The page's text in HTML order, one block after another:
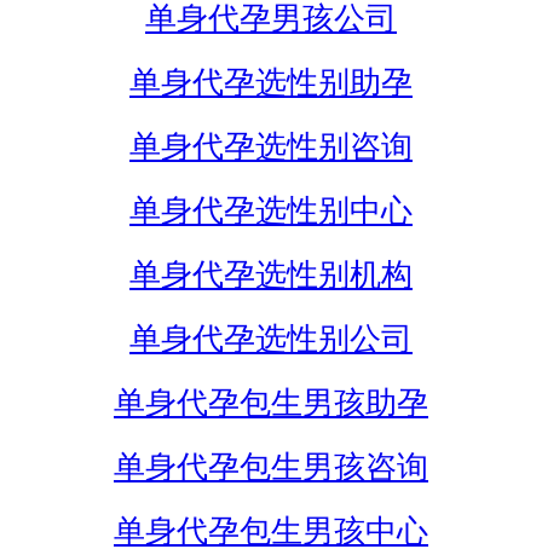
单身代孕男孩公司
单身代孕选性别助孕
单身代孕选性别咨询
单身代孕选性别中心
单身代孕选性别机构
单身代孕选性别公司
单身代孕包生男孩助孕
单身代孕包生男孩咨询
单身代孕包生男孩中心